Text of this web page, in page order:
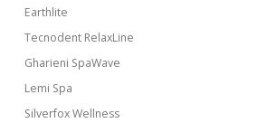
Earthlite
Tecnodent RelaxLine
Gharieni SpaWave
Lemi Spa
Silverfox Wellness